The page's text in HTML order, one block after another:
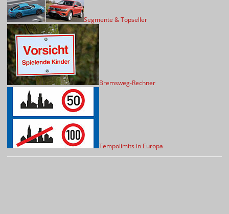
Segmente & Topseller
Bremsweg-Rechner
Tempolimits in Europa